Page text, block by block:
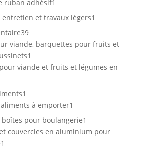
ruban adhésif1
produit
et travaux légers1
3939
produits
viande, barquettes pour fruits et
1
produit
viande et fruits et légumes en
1
produit
à emporter1
produit
pour boulangerie1
produit
couvercles en aluminium pour
1